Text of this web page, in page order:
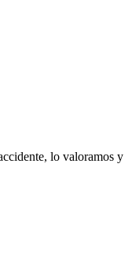
lo valoramos y